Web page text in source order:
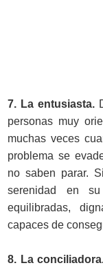
7. La entusiasta.
personas muy
muchas veces
problema se
no saben parar.
serenidad en
equilibradas,
capaces de
8. La